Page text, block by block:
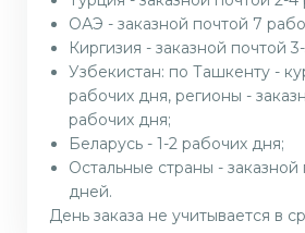
ОАЭ - заказной почтой 7
Киргизия - заказной почтой
Узбекистан: по Ташкенту -
рабочих дня, регионы -
рабочих дня;
Беларусь - 1-2 рабочих дня;
Остальные страны - заказной
дней.
День заказа не учитывается в